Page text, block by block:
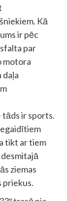
Kā
ir pēc
par
motora
daļa
tāds ir sports.
tikt ar tiem
desmitajā
ziemas
priekus.